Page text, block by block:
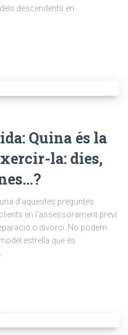
descendents en
Quina és la
la: dies,
d’aquestes preguntes
en l’assessorament previ
o divorci. No podem
estrella que és